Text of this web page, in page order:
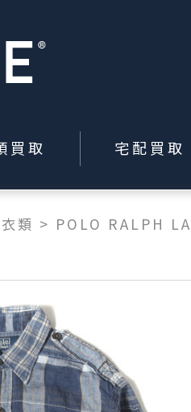
買取 宅配買取
類 > POLO RALPH